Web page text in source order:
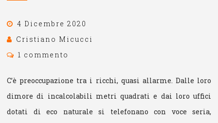
4 Dicembre 2020
Cristiano Micucci
1 commento
C’è preoccupazione tra i ricchi, quasi allarme. Dalle loro
dimore di incalcolabili metri quadrati e dai loro uffici
dotati di eco naturale si telefonano con voce seria,